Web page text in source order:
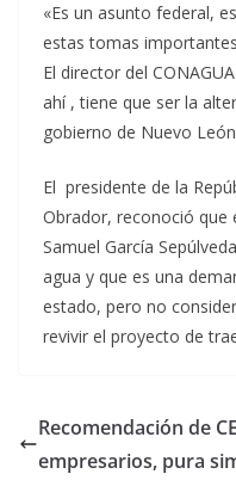
«Es un asunto federal,
estas tomas
El director del
ahí , tiene que ser la
gobierno de Nuevo
El presidente de la
Obrador, reconoció que
Samuel García
agua y que es una
estado, pero no
revivir el proyecto de
Recomendación de
empresarios, pura